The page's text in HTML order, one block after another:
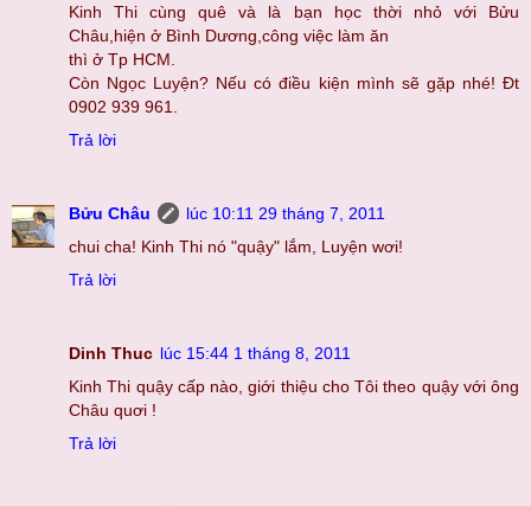
Kinh Thi cùng quê và là bạn học thời nhỏ với Bửu
Châu,hiện ở Bình Dương,công việc làm ăn
thì ở Tp HCM.
Còn Ngọc Luyện? Nếu có điều kiện mình sẽ gặp nhé! Đt
0902 939 961.
Trả lời
Bửu Châu
lúc 10:11 29 tháng 7, 2011
chui cha! Kinh Thi nó "quậy" lắm, Luyện wơi!
Trả lời
Dinh Thuc lúc 15:44 1 tháng 8, 2011
Kinh Thi quậy cấp nào, giới thiệu cho Tôi theo quậy với ông
Châu quơi !
Trả lời